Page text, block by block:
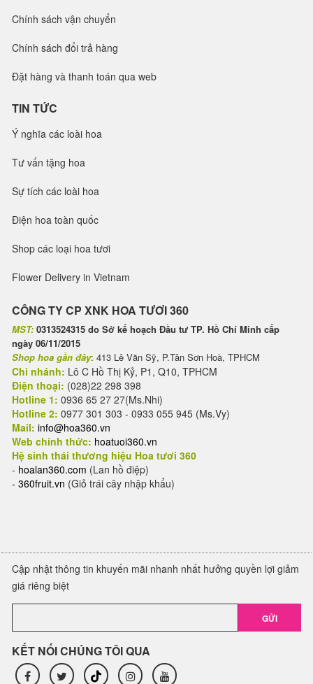
Chính sách vận chuyển
Chính sách đổi trả hàng
Đặt hàng và thanh toán qua web
TIN TỨC
Ý nghĩa các loài hoa
Tư vấn tặng hoa
Sự tích các loài hoa
Điện hoa toàn quốc
Shop các loại hoa tươi
Flower Delivery in Vietnam
CÔNG TY CP XNK HOA TƯƠI 360
MST: 0313524315 do Sở kế hoạch Đầu tư TP. Hồ Chí Minh cấp
ngày 06/11/2015
Shop hoa gần đây: 413 Lê Văn Sỹ, P.Tân Sơn Hoà, TPHCM
Chi nhánh: Lô C Hồ Thị Kỷ, P1, Q10, TPHCM
Điện thoại: (028)22 298 398
Hotline 1: 0936 65 27 27(Ms.Nhi)
Hotline 2: 0977 301 303 - 0933 055 945 (Ms.Vy)
Mail: info@hoa360.vn
Web chính thức: hoatuoi360.vn
Hệ sinh thái thương hiệu Hoa tươi 360
- hoalan360.com (Lan hồ điệp)
- 360fruit.vn (Giỏ trái cây nhập khẩu)
Cập nhật thông tin khuyến mãi nhanh nhất hưởng quyền lợi giảm
giá riêng biệt
GỬI
KẾT NỐI CHÚNG TÔI QUA